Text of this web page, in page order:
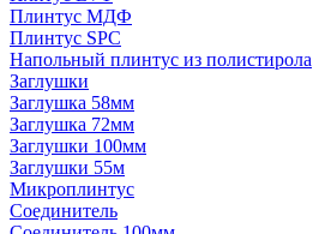
Плинтус МДФ
Плинтус SPC
Напольный плинтус из полистирола
Заглушки
Заглушка 58мм
Заглушка 72мм
Заглушки 100мм
Заглушки 55м
Микроплинтус
Соединитель